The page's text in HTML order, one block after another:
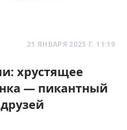
21 ЯНВАРЯ 2025 Г. 11:19
хрустящее
— пикантный